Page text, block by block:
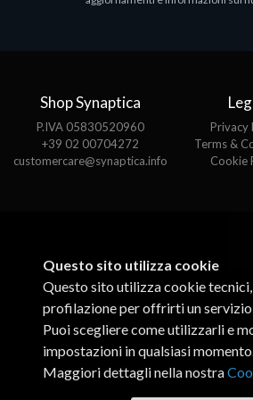
Shop Synaptica
P.IVA 05830520960
+39 02 00704272
customercare@synaptica.info
Privacy
Terms &
Cookie
Questo sito utilizza cookie
Questo sito utilizza cookie
profilazione per offrirti un
Puoi scegliere come utilizzarli e
impostazioni in qualsiasi
Maggiori dettagli nella nostra